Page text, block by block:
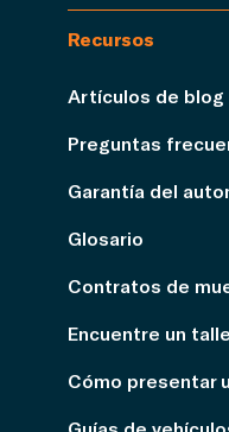
Recursos
Artículos de blog
Preguntas
Garantía del
Glosario
Contratos de
Encuentre un
Cómo presentar